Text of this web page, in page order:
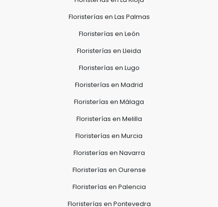
Floristerías en Las Palmas
Floristerías en León
Floristerías en Lleida
Floristerías en Lugo
Floristerías en Madrid
Floristerías en Málaga
Floristerías en Melilla
Floristerías en Murcia
Floristerías en Navarra
Floristerías en Ourense
Floristerías en Palencia
Floristerías en Pontevedra